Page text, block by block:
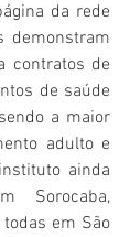
da rede
demonstram
contratos de
de saúde
a maior
adulto e
ainda
Sorocaba,
todas em São